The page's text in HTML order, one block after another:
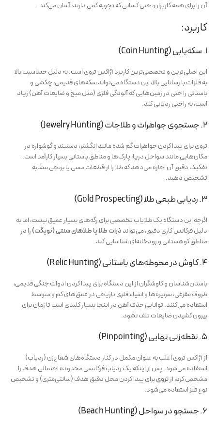
آن را برای همه کاربران، حتی کسانی که تجربه کمی دارند، آسان می‌کند.
کاربرد:
۱. سکه‌یابی (Coin Hunting)
این اصلی‌ترین و تخصصی‌ترین کاربرد آژاکس تروی است. به دلیل حساسیت بالا
به فلزات با رسانایی بالا، این دستگاه می‌تواند سکه‌های قدیمی، چکشی و
باستانی را حتی در زمین‌هایی که آلودگی فلزی (مثل میخ و ضایعات آهن) زیاد
است، به راحتی ردیابی کند.
۲. جستجوی جواهرات و طلاجات (Jewelry Hunting)
تروی برای پیدا کردن جواهرات گم شده مانند انگشتر، دستبند و گوشواره در
مکان‌هایی مانند سواحل دریا، پارک‌ها و مناطق باستانی بسیار کارآمد است.
تفکیک دقیق آن اجازه می‌دهد که طلا را از قطعات مسی یا برنجی مشابه
تشخیص دهید.
۳. ردیابی طبعی طلا (Gold Prospecting)
اگرچه این دستگاه یک طلایاب تخصصی برای رگه‌های بسیار عمیق نیست، اما به
دلیل فرکانس کاری دقیق، می‌تواندذرات طلا یا طلاهای سنتی (نویگت)را در
مناطق کوهستانی و رودخانه‌ای شناسایی کند.
۴. کاوش در محوطه‌های باستانی (Relic Hunting)
باستان‌شناسان و کاوشگران از این دستگاه برای پیدا کردن ادوات جنگی قدیمی،
ظروف مفرغی، سرنیزه‌ها و اشیاء فلزی تاریخی در عمق‌های کم و متوسط
استفاده می‌کنند. توانایی حذف آهن در اینجا بسیار کلیدی است تا زمان برای
بیرون کشیدن ضایعات تلف نشود.
۵. نقطه‌زنی نهایی (Pinpointing)
از آژاکس تروی اغلب به عنوان مکمل در کنار دستگاه‌های شعاع‌زن (ردیاب)
استفاده می‌شود. پس از اینکه یک ردیاب فرکانسی محدوده احتمالی هدف را
مشخص کرد، ازترویبرای پیدا کردن محل دقیق هدف (سانتی‌متری) و تشخیص
نوع فلز استفاده می‌شود.
۶. جستجو در سواحل (Beach Hunting)